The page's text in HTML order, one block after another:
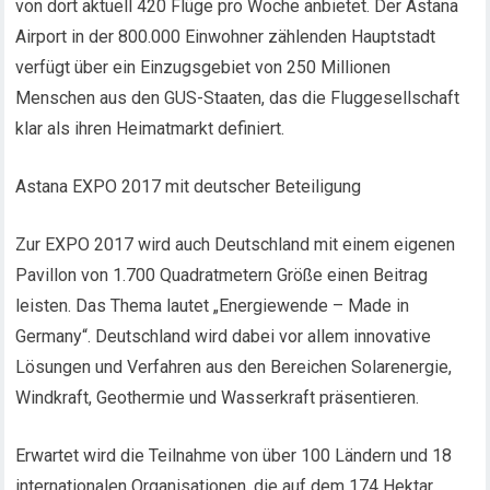
von dort aktuell 420 Flüge pro Woche anbietet. Der Astana
Airport in der 800.000 Einwohner zählenden Hauptstadt
verfügt über ein Einzugsgebiet von 250 Millionen
Menschen aus den GUS-Staaten, das die Fluggesellschaft
klar als ihren Heimatmarkt definiert.
Astana EXPO 2017 mit deutscher Beteiligung
Zur EXPO 2017 wird auch Deutschland mit einem eigenen
Pavillon von 1.700 Quadratmetern Größe einen Beitrag
leisten. Das Thema lautet „Energiewende – Made in
Germany“. Deutschland wird dabei vor allem innovative
Lösungen und Verfahren aus den Bereichen Solarenergie,
Windkraft, Geothermie und Wasserkraft präsentieren.
Erwartet wird die Teilnahme von über 100 Ländern und 18